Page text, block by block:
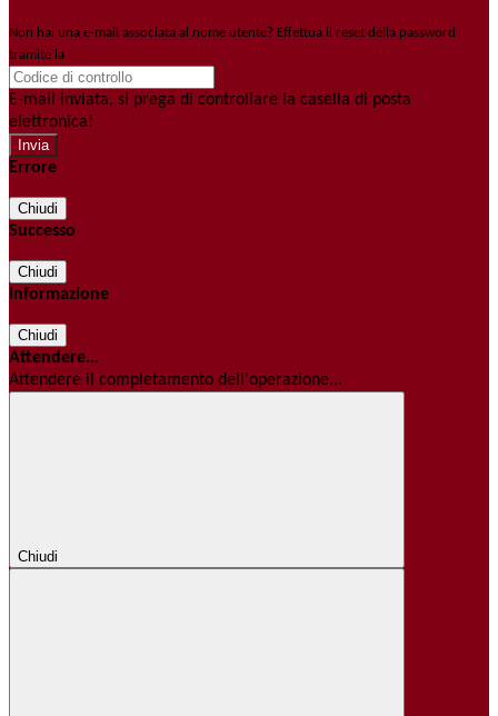
Non hai una e-mail associata al nome utente? Effettua il reset della password
tramite la
E-mail inviata, si prega di controllare la casella di posta
elettronica!
Errore
Chiudi
Successo
Chiudi
Informazione
Chiudi
Attendere...
Attendere il completamento dell'operazione...
Chiudi